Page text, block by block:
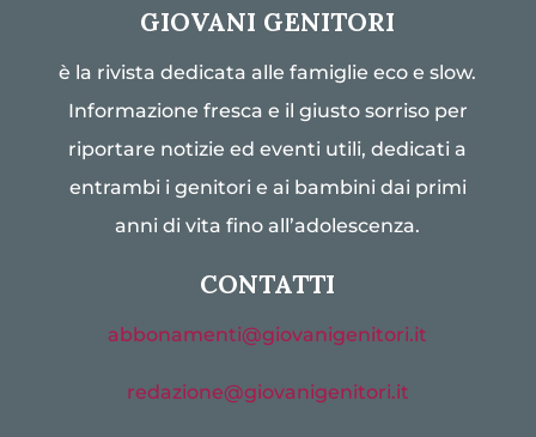
GIOVANI GENITORI
è la rivista dedicata alle famiglie eco e slow.
Informazione fresca e il giusto sorriso per
riportare notizie ed eventi utili, dedicati a
entrambi i genitori e ai bambini dai primi
anni di vita fino all’adolescenza.
CONTATTI
abbonamenti@giovanigenitori.it
redazione@giovanigenitori.it